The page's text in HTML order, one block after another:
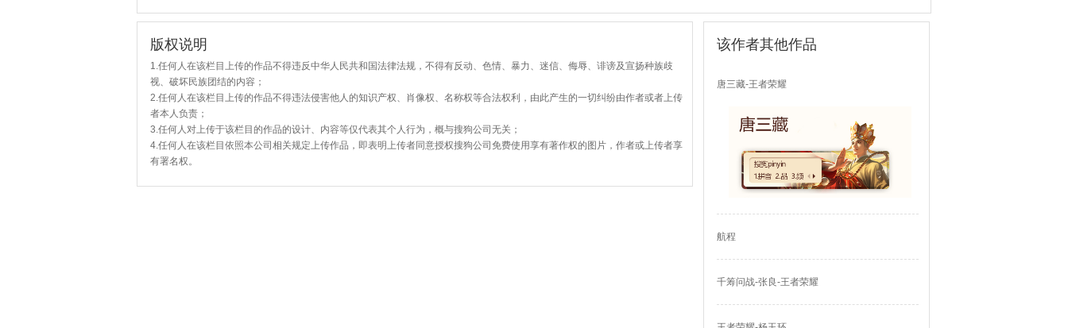
版权说明
1.任何人在该栏目上传的作品不得违反中华人民共和国法律法规，不得有反动、色情、暴力、迷信、侮辱、诽谤及宣扬种族歧
视、破坏民族团结的内容；
2.任何人在该栏目上传的作品不得违法侵害他人的知识产权、肖像权、名称权等合法权利，由此产生的一切纠纷由作者或者上传
者本人负责；
3.任何人对上传于该栏目的作品的设计、内容等仅代表其个人行为，概与搜狗公司无关；
4.任何人在该栏目依照本公司相关规定上传作品，即表明上传者同意授权搜狗公司免费使用享有著作权的图片，作者或上传者享
有署名权。
该作者其他作品
唐三藏-王者荣耀
航程
千筹问战-张良-王者荣耀